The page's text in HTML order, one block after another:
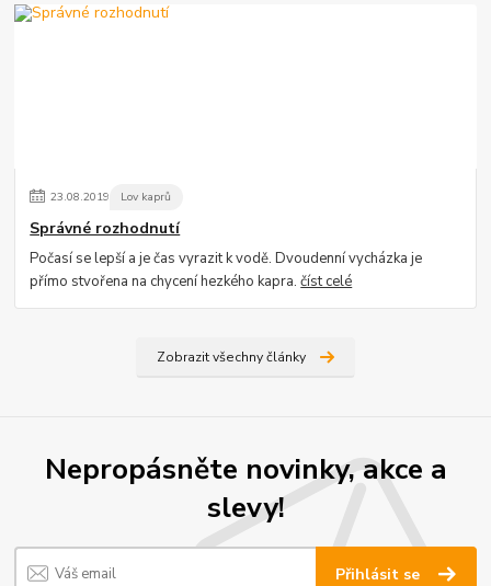
23.08.2019 Lov kaprů
Správné rozhodnutí
Počasí se lepší a je čas vyrazit k vodě. Dvoudenní vycházka je
přímo stvořena na chycení hezkého kapra.číst celé
Zobrazit všechny články
Nepropásněte novinky, akce a
slevy!
Přihlásit se